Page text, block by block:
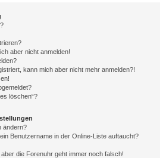
aber nicht anmelden!
kann mich aber nicht mehr anmelden?!
löschen“?
ändern?
Benutzername in der Online-Liste auftaucht?
die Forenuhr geht immer noch falsch!